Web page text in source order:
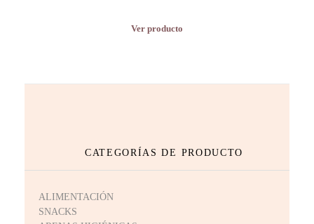
Ver producto
CATEGORÍAS DE PRODUCTO
ALIMENTACIÓN
SNACKS